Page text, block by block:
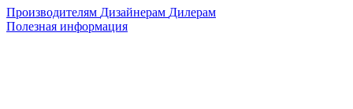
Производителям Дизайнерам Дилерам
Полезная информация